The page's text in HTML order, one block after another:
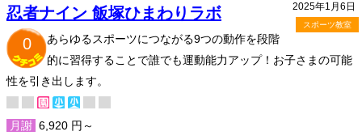
2025年1月6日
スポーツ教室
忍者ナイン 飯塚ひまわりラボ
0
あらゆるスポーツにつながる9つの動作を段階
的に習得することで誰でも運動能力アップ！お子さまの可能
性を引き出します。
月謝 6,920 円～